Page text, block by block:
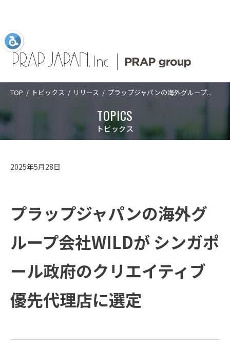
ABOUT US
プラップジャパン
について
パンの特長
ご支援の進め
例
SERVICES
サービス
COMPANY
企業情報
役員紹介
会社概要
プラップグル
プラップジャ
パンの書籍
受賞歴
TOPICS
新着情報
Language 日本語
プラップジャパンについて
プラップジャパンの特長
ご支援の進め方と主な活動例
業種
課題
ソリューション
SEMINARS
COMPANY
企業情報
企業情報
トップメッセージ
TOPICS 新着情報
新着情報
Recruit
SUSTAINABILITY
TOP トピックス リリース プラップジャパンの海外グループ...
TOPICS
トピックス
2025年5月28日
プラップジャパンの海外グ
ループ会社WILDが シンガポ
ール政府のクリエイティブ
優先代理店に選定